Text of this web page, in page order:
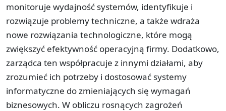
monitoruje wydajność systemów, identyfikuje i
rozwiązuje problemy techniczne, a także wdraża
nowe rozwiązania technologiczne, które mogą
zwiększyć efektywność operacyjną firmy. Dodatkowo,
zarządca ten współpracuje z innymi działami, aby
zrozumieć ich potrzeby i dostosować systemy
informatyczne do zmieniających się wymagań
biznesowych. W obliczu rosnących zagrożeń